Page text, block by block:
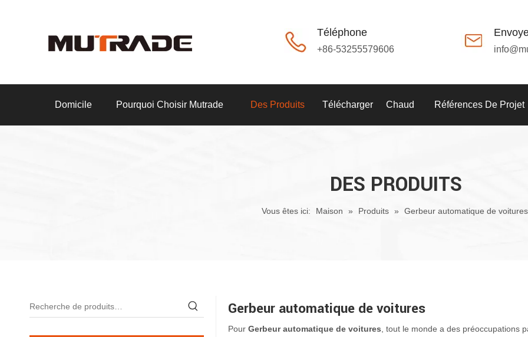
Téléphone
+86-53255579606
Domicile Pourquoi Choisir Mutrade Des Produits Télécharger Chaud Références De Projet
DES PRODUITS
Vous êtes ici: Maison » Produits » Gerbeur automatique de voitures
Gerbeur automatique de voitures
Pour Gerbeur automatique de voitures , tout le monde a des préoccupations